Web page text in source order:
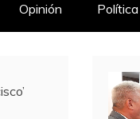
Opinión Política
de